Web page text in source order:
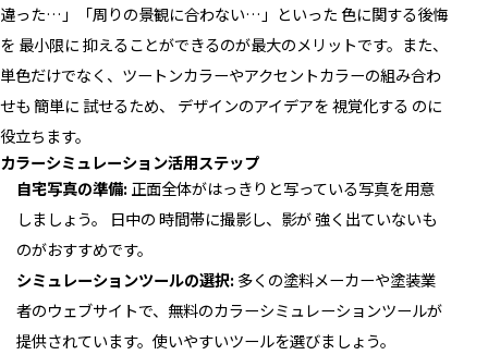
違った…」「周りの景観に合わない…」といった 色に関する後悔
を 最小限に 抑えることができるのが最大のメリットです。また、
単色だけでなく、ツートンカラーやアクセントカラーの組み合わ
せも 簡単に 試せるため、 デザインのアイデアを 視覚化する のに
役立ちます。
カラーシミュレーション活用ステップ
自宅写真の準備:正面全体がはっきりと写っている写真を用意
しましょう。 日中の 時間帯に撮影し、影が 強く出ていないも
のがおすすめです。
シミュレーションツールの選択:多くの塗料メーカーや塗装業
者のウェブサイトで、無料のカラーシミュレーションツールが
提供されています。使いやすいツールを選びましょう。